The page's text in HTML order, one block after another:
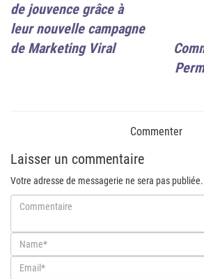
de jouvence grâce à
leur nouvelle campagne
de Marketing Viral
Commenter
Laisser un commentaire
Votre adresse de messagerie ne sera pas publiée.